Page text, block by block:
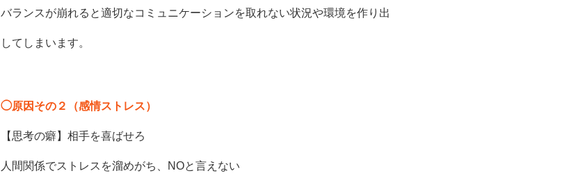
バランスが崩れると適切なコミュニケーションを取れない状況や環境を作り出
してしまいます。
◯原因その２（感情ストレス）
【思考の癖】相手を喜ばせろ
人間関係でストレスを溜めがち、NOと言えない